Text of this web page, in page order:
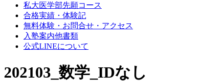
私大医学部先願コース
合格実績・体験記
無料体験・お問合せ・アクセス
入塾案内他書類
公式LINEについて
202103_数学_IDなし